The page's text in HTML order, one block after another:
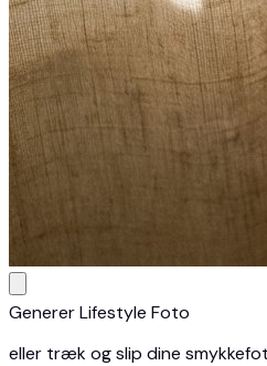
Generer Lifestyle Foto
eller træk og slip dine